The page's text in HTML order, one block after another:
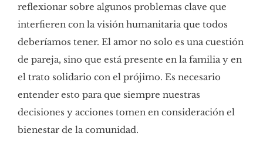
reflexionar sobre algunos problemas clave que
interfieren con la visión humanitaria que todos
deberíamos tener. El amor no solo es una cuestión
de pareja, sino que está presente en la familia y en
el trato solidario con el prójimo. Es necesario
entender esto para que siempre nuestras
decisiones y acciones tomen en consideración el
bienestar de la comunidad.